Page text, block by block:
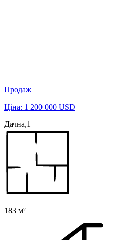
Продаж
Ціна: 1 200 000 USD
Дачна,1
183 м²